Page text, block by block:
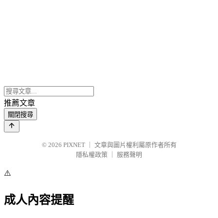
推薦文章
關閉搜尋
© 2026 PIXNET
文章與圖片權利屬原作者所有
隱私權政策
服務聲明
⚠️
成人內容提醒